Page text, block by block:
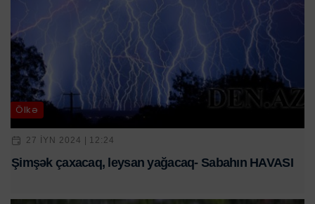
Ölkə
27 IYN 2024 | 12:24
Şimşək çaxacaq, leysan yağacaq- Sabahın HAVASI